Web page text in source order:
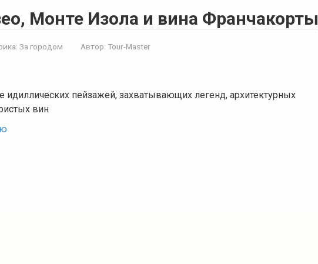
Монте Изола и вина Франчакорты
За городом Автор: Tour-Master
пейзажей, захватывающих легенд, архитектурных
вин